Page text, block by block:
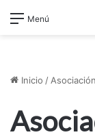
Menú
Inicio /